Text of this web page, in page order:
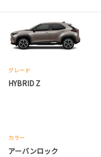
グレード
HYBRID Z
カラー
アーバンロック